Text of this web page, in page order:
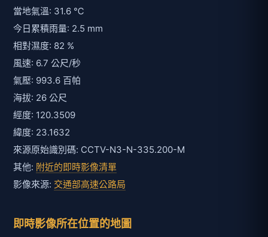
當地氣溫: 31.6 ℃
今日累積雨量: 2.5 mm
相對濕度: 82 %
風速: 6.7 公尺/秒
氣壓: 993.6 百帕
海拔: 26 公尺
經度: 120.3509
緯度: 23.1632
來源原始識別碼: CCTV-N3-N-335.200-M
其他: 附近的即時影像清單
影像來源: 交通部高速公路局
即時影像所在位置的地圖